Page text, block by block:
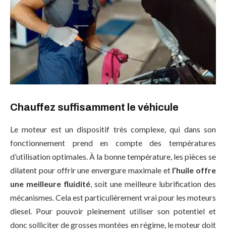
Chauffez suffisamment le véhicule
Le moteur est un dispositif très complexe, qui dans son
fonctionnement prend en compte des températures
d’utilisation optimales. À la bonne température, les pièces se
dilatent pour offrir une envergure maximale et l’huile offre
une meilleure fluidité, soit une meilleure lubrification des
mécanismes. Cela est particulièrement vrai pour les moteurs
diesel. Pour pouvoir pleinement utiliser son potentiel et
donc solliciter de grosses montées en régime, le moteur doit